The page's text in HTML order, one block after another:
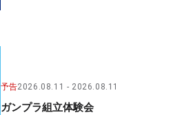
予告2026.08.11 2026.08.11
ガンプラ組立体験会